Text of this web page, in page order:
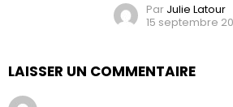
Par Julie Latour
15 septembre
LAISSER UN COMMENTAIRE